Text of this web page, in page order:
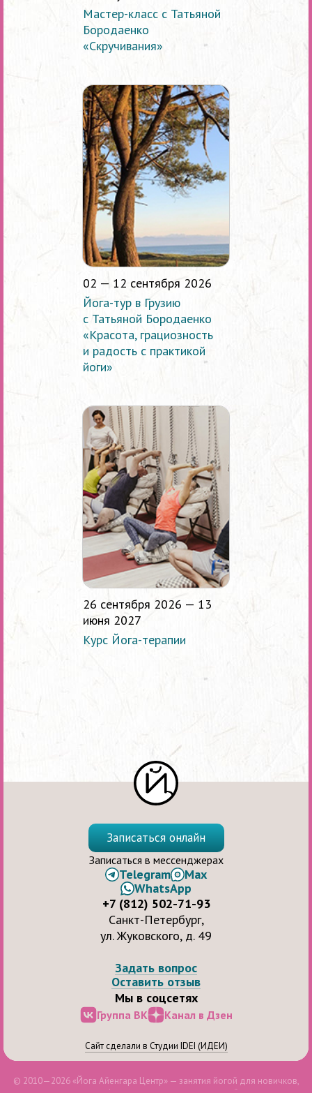
Мастер-класс с Татьяной
Бородаенко
«Скручивания»
02 — 12 сентября 2026
Йога-тур в Грузию
с Татьяной Бородаенко
«Красота, грациозность
и радость с практикой
йоги»
26 сентября 2026 — 13
июня 2027
Курс Йога-терапии
Задать вопрос
Оставить отзыв
Мы в соцсетях
Группа ВК Канал в Дзен
Записаться онлайн
Записаться в мессенджерах
Telegram
Max
WhatsApp
+7 (812) 502-71-93
Санкт-Петербург,
ул. Жуковского, д. 49
Сайт сделали в Студии IDEI (ИДЕИ)
© 2010—2026 «Йога Айенгара Центр» — занятия йогой для новичков,